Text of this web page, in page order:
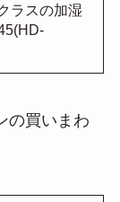
ラスの加湿
の買いまわ